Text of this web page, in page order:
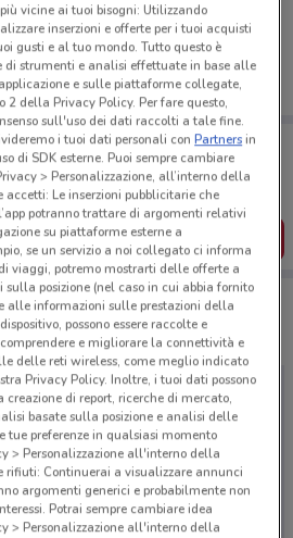
sempre con te!
migliori offerte dei negozi vicino a te,
la tua lista del risparmio, comodamente
SCARICA L’APP
Giorgio a Cremano
vicine ai tuoi bisogni: Utilizzando
inserzioni e offerte per i tuoi acquisti
gusti e al tuo mondo. Tutto questo è
di strumenti e analisi effettuate in base alle
e sulle piattaforme collegate,
della Privacy Policy. Per fare questo,
sull'uso dei dati raccolti a tale fine.
i tuoi dati personali conPartnersin
di SDK esterne. Puoi sempre cambiare
> Personalizzazione, all’interno della
accetti: Le inserzioni pubblicitarie che
potranno trattare di argomenti relativi
su piattaforme esterne a
se un servizio a noi collegato ci informa
viaggi, potremo mostrarti delle offerte a
posizione (nel caso in cui abbia fornito
alle informazioni sulle prestazioni della
possono essere raccolte e
e migliorare la connettività e
delle reti wireless, come meglio indicato
Privacy Policy. Inoltre, i tuoi dati possono
creazione di report, ricerche di mercato,
basate sulla posizione e analisi delle
tue preferenze in qualsiasi momento
> Personalizzazione all'interno della
rifiuti: Continuerai a visualizzare annunci
argomenti generici e probabilmente non
Potrai sempre cambiare idea
> Personalizzazione all'interno della